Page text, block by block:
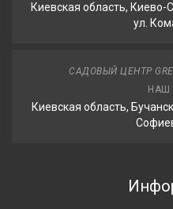
Киевская область,
ул.
САДОВЫЙ ЦЕНТР
НАШ
Киевская область,